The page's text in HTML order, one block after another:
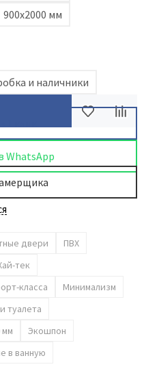
900х2000 мм
и наличники
WhatsApp
двери
ПВХ
тек
класса
Минимализм
туалета
мм
Экошпон
в ванную